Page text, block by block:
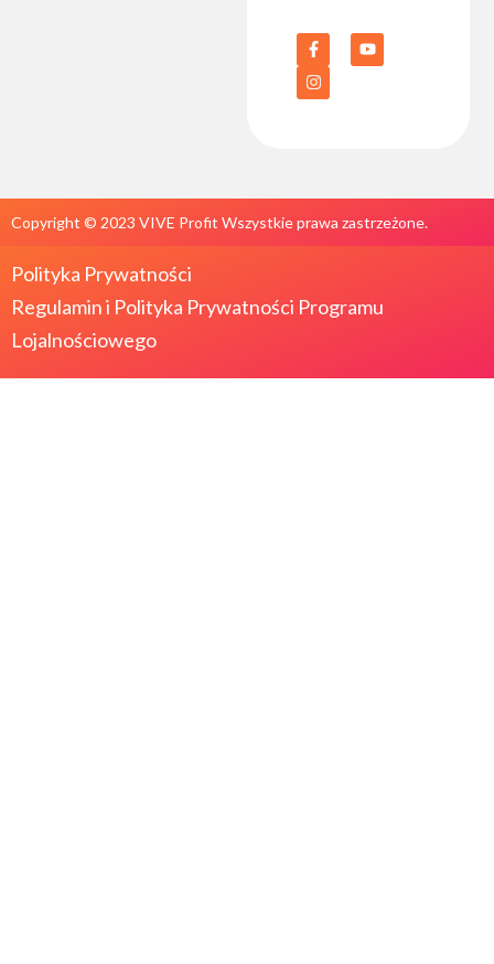
Copyright © 2023 VIVE Profit Wszystkie prawa zastrzeżone.
Polityka Prywatności
Regulamin i Polityka Prywatności Programu
Lojalnościowego